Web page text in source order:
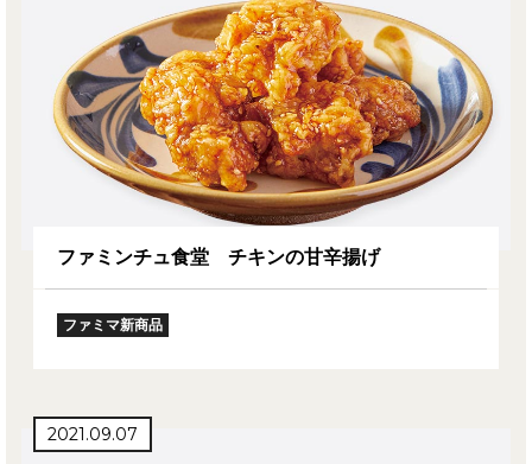
ファミンチュ食堂 チキンの甘辛揚げ
ファミマ新商品
2021.09.07